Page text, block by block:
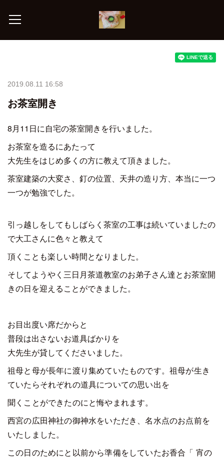
2019.08.11 16:58
お茶室開き
8月11日に自宅の茶室開きを行いました。
お茶室を造るにあたって
大先生をはじめ多くの方に教えて頂きました。
茶室建築の大変さ、釘の位置、天井の造り方、本当に一つ
一つが勉強でした。
引っ越しをしてもしばらく茶室の工事は続いていましたの
で大工さんに色々と教えて
頂くことも楽しい時間となりました。
そしてようやく三日月茶道教室のお弟子さん達とお茶室開
きの日を迎えることができました。
お目出度い席だからと
普段は出さないお道具ばかりを
大先生が貸してくださいました。
祖母と母が長年に渡り集めていたものです。祖母が生き
ていたらそれぞれの道具についての思い出を
聞くことができたのにと悔やまれます。
西宮の広田神社の御神水をいただき、名水点のお点前を
いたしました。
この日のためにと以前から準備をしていたお香合「 宵の